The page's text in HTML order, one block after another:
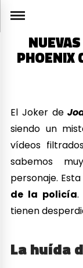
PHOENIX
El Joker de
siendo un
vídeos
sabemos
personaje.
de la policía.
tienen
La huída